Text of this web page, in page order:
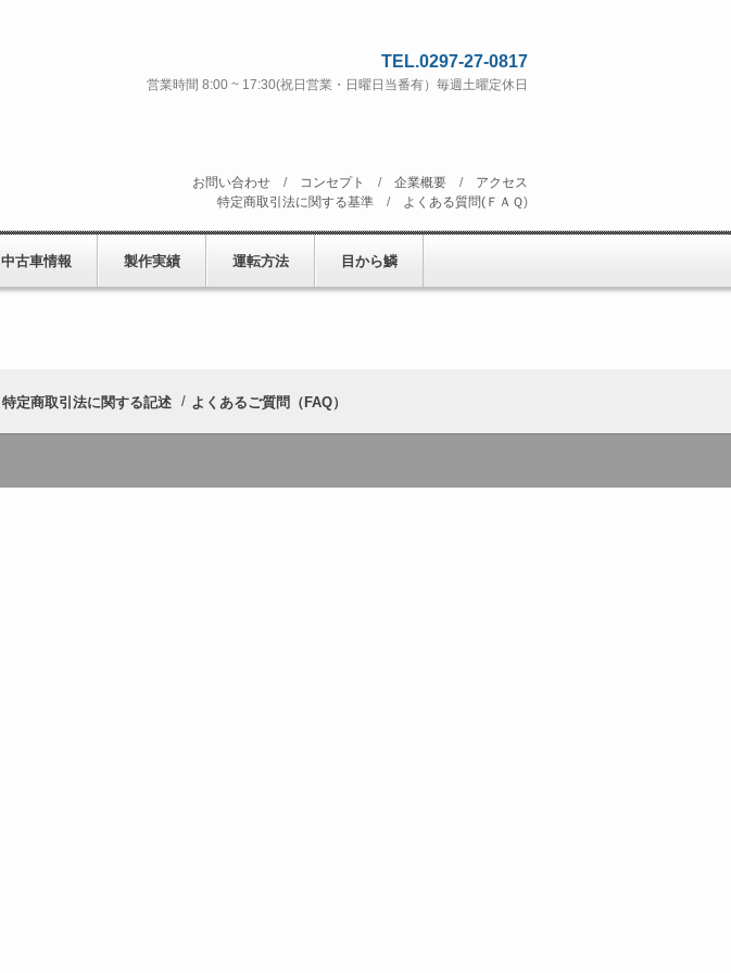
TEL.0297-27-0817
営業時間 8:00 ~ 17:30(祝日営業・日曜日当番有）毎週土曜定休日
お問い合わせ / コンセプト / 企業概要 / アクセス
特定商取引法に関する基準 / よくある質問(ＦＡＱ)
中古車情報 製作実績 運転方法 目から鱗
特定商取引法に関する記述 よくあるご質問（FAQ）